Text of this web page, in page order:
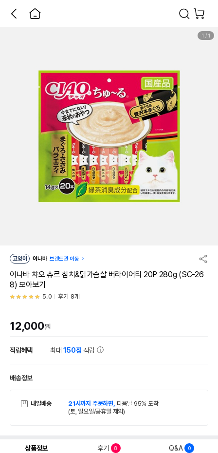
1 / 1
고양이 이나바 브랜드관 이동
이나바 챠오 츄르 참치&닭가슴살 버라이어티 20P 280g (SC-26
8) 모아보기
5.0 후기 8개
12,000원
적립혜택 최대150점 적립
배송정보
내일배송 21시까지 주문하면, 다음날 95% 도착
(토, 일요일/공휴일 제외)
상품정보 후기 8 Q&A 0